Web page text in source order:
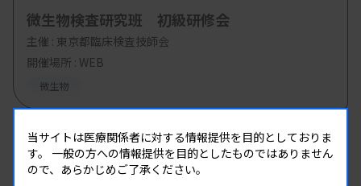
微生物検査研究班 初級研修会
主催 : 東京都臨床検査技師会
開催場所 : WEB
微生物
2026. 08.22（土）-2026.08.22（土）
第2回 微生物検査班研修会
当サイトは医療関係者に対する情報提供を目的としておりま
す。 一般の方への情報提供を目的としたものではありません
ので、あらかじめご了承ください。